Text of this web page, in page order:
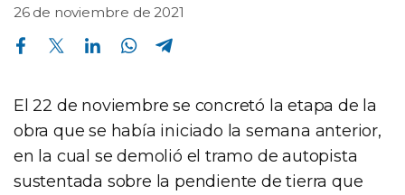
26 de noviembre de 2021
Compartir en Facebook Compartir en Twitter Compartir en Linkedin Compartir en Whatsapp
El 22 de noviembre se concretó la etapa de la
obra que se había iniciado la semana anterior,
en la cual se demolió el tramo de autopista
sustentada sobre la pendiente de tierra que